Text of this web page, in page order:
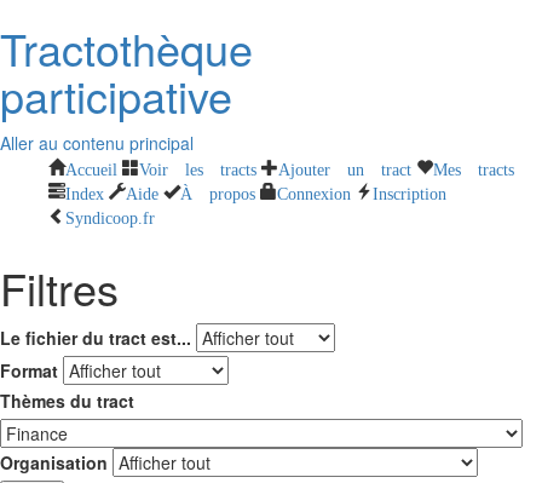
Tractothèque
participative
Aller au contenu principal
Accueil Voir les tracts Ajouter un tract
Mes tracts
Index
Aide À propos Connexion
Inscription
Syndicoop.fr
Filtres
Le fichier du tract est...
Format
Thèmes du tract
Organisation